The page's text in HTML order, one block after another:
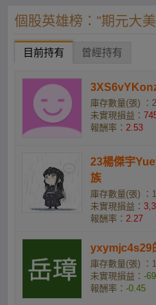
個股英雄榜："期元大
目前持有 曾經持有
庫存數量(張) ：2
未實現損益：
報酬率： 2.53
23楊傑宇
族
庫存數量(張) ：
未實現損益：
報酬率： 2.27
yxymjc4s29
庫存數量(張) ：1
未實現損益： -69
報酬率： -0.45